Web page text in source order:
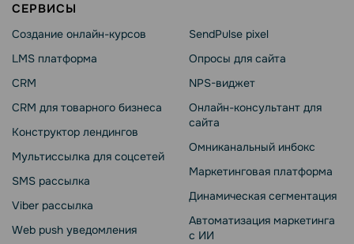
СЕРВИСЫ
Создание онлайн-курсов
LMS платформа
CRM
CRM для товарного бизнеса
Конструктор лендингов
Мультиссылка для соцсетей
SMS рассылка
Viber рассылка
Web push уведомления
SendPulse pixel
Опросы для сайта
NPS-виджет
Онлайн-консультант для
сайта
Омниканальный инбокс
Маркетинговая платформа
Динамическая сегментация
Автоматизация маркетинга
с ИИ